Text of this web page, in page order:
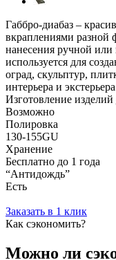
Габбро-диабаз –
вкраплениями разной
нанесения ручной
используется для
оград, скульптур,
интерьера и
Изготовление изделий
Возможно
Полировка
130-155GU
Хранение
Бесплатно до 1 года
“Антидождь”
Есть
Заказать в 1 клик
Как сэкономить?
Можно ли